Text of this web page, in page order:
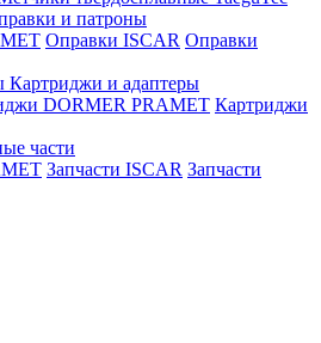
и патроны
Оправки ISCAR Оправки
Картриджи и адаптеры
DORMER PRAMET Картриджи
части
Запчасти ISCAR Запчасти